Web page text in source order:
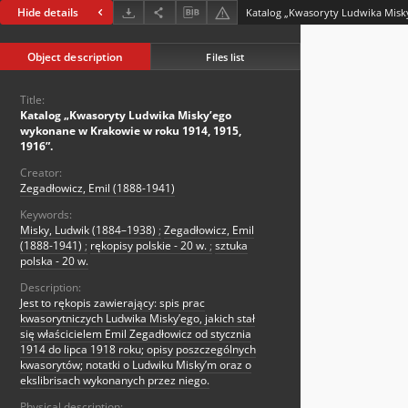
Hide details
Object description Files list
Title:
Katalog „Kwasoryty Ludwika Misky’ego
wykonane w Krakowie w roku 1914, 1915,
1916”.
Creator:
Zegadłowicz, Emil (1888-1941)
Keywords:
Misky, Ludwik (1884–1938) ; Zegadłowicz, Emil
(1888-1941) ; rękopisy polskie - 20 w. ; sztuka
polska - 20 w.
Description:
Jest to rękopis zawierający: spis prac
kwasorytniczych Ludwika Misky’ego, jakich stał
się właścicielem Emil Zegadłowicz od stycznia
1914 do lipca 1918 roku; opisy poszczególnych
kwasorytów; notatki o Ludwiku Misky’m oraz o
ekslibrisach wykonanych przez niego.